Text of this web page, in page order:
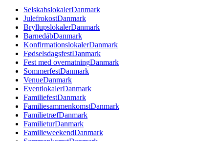
SelskabslokalerDanmark
JulefrokostDanmark
BryllupslokalerDanmark
BarnedåbDanmark
KonfirmationslokalerDanmark
FødselsdagsfestDanmark
Fest med overnatningDanmark
SommerfestDanmark
VenueDanmark
EventlokalerDanmark
FamiliefestDanmark
FamiliesammenkomstDanmark
FamilietræfDanmark
FamilieturDanmark
FamilieweekendDanmark